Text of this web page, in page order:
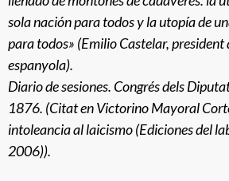
sola nación para todos y la utopía de
para todos» (Emilio Castelar, president
espanyola).
Diario de sesiones. Congrés dels
1876. (Citat en Victorino Mayoral
intoleancia al laicismo(Ediciones del
2006)).